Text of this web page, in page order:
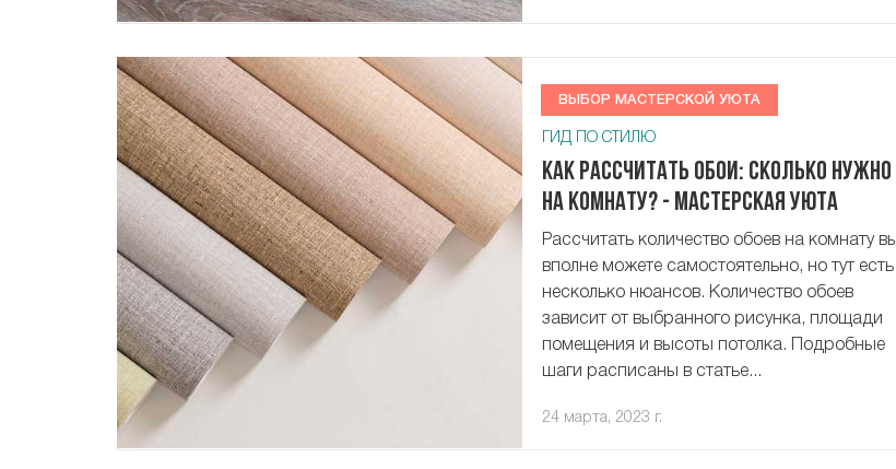
ВЫБОР МАСТЕРСКОЙ УЮТА
ГИД ПО СТИЛЮ
Как рассчитать обои: сколько нужно
на комнату? - Мастерская Уюта
Рассчитать количество обоев на комнату вы
вполне можете самостоятельно, но тут есть
несколько нюансов. Количество обоев
зависит от выбранного рисунка, площади
помещения и высоты потолка. Подробные
шаги расписаны в статье...
24 марта, 2023 г.